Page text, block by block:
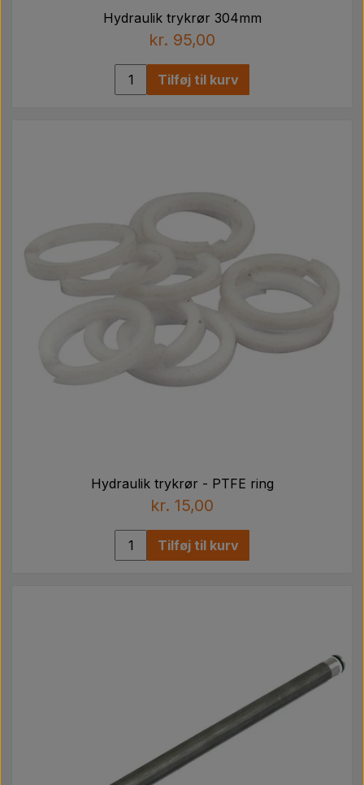
Hydraulik trykrør 304mm
kr. 95,00
Tilføj til kurv
Hydraulik trykrør - PTFE ring
kr. 15,00
Tilføj til kurv